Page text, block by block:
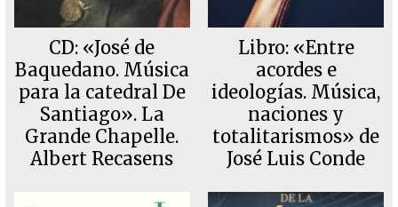
CD: «José de
Baquedano. Música
para la catedral De
Santiago». La
Grande Chapelle.
Albert Recasens
Libro: «Entre
acordes e
ideologías. Música,
naciones y
totalitarismos» de
José Luis Conde